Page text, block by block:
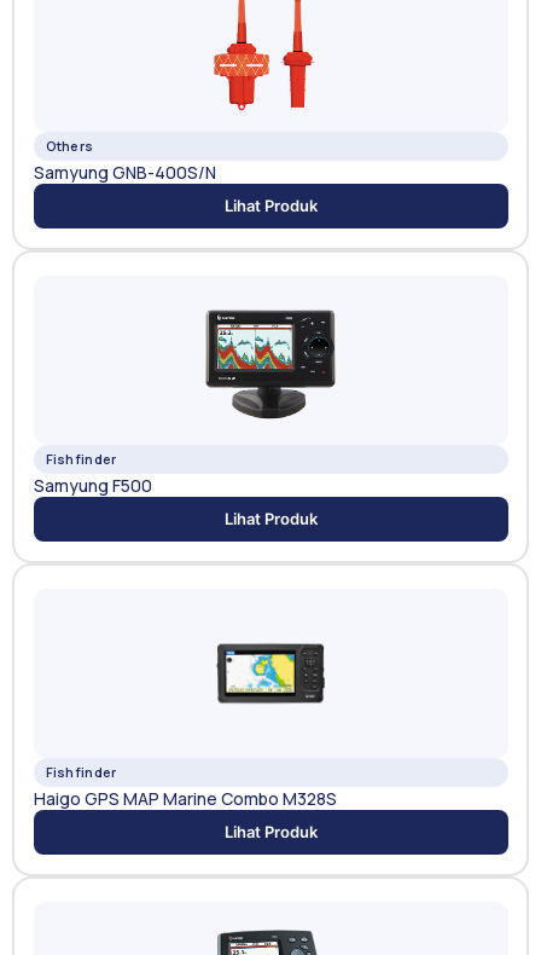
Others
Samyung GNB-400S/N
Lihat Produk
Fishfinder
Samyung F500
Lihat Produk
Fishfinder
Haigo GPS MAP Marine Combo M328S
Lihat Produk